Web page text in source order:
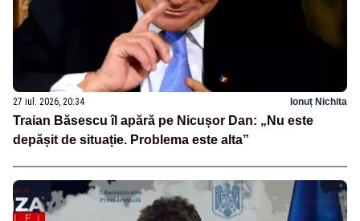
27 iul. 2026, 20:34 Ionuț Nichita
Traian Băsescu îl apără pe Nicușor Dan: „Nu este
depășit de situație. Problema este alta”